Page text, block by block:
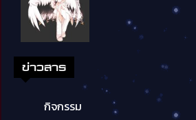
ข่าวสาร
กิจกรรม